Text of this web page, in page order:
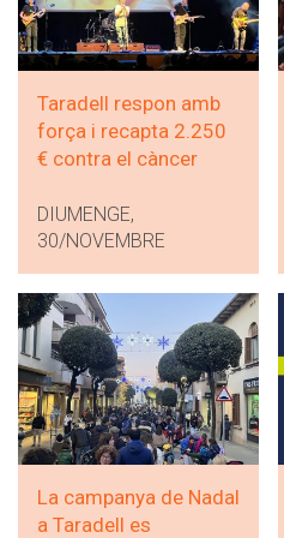
Taradell respon amb
força i recapta 2.250
€ contra el càncer
DIUMENGE,
30/NOVEMBRE
La campanya de Nadal
a Taradell es